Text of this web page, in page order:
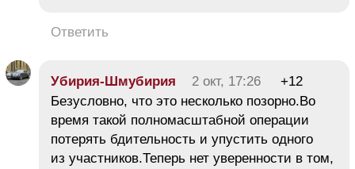
Ответить
Убирия-Шмубирия 2 окт, 17:26
+12
Безусловно, что это несколько позорно.Во
время такой полномасштабной операции
потерять бдительность и упустить одного
из участников.Теперь нет уверенности в том,